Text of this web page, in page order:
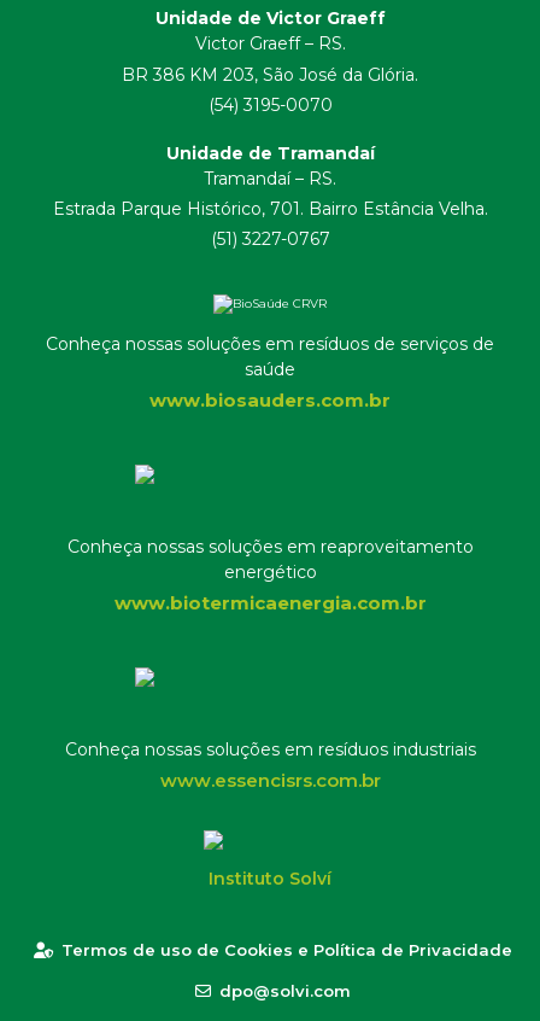
Unidade de Victor Graeff
Victor Graeff – RS.
BR 386 KM 203, São José da Glória.
(54) 3195-0070
Unidade de Tramandaí
Tramandaí – RS.
Estrada Parque Histórico, 701. Bairro Estância Velha.
(51) 3227-0767
Conheça nossas soluções em resíduos de serviços de
saúde
www.biosauders.com.br
Conheça nossas soluções em reaproveitamento
energético
www.biotermicaenergia.com.br
Conheça nossas soluções em resíduos industriais
www.essencisrs.com.br
Instituto Solví
Termos de uso de Cookies e Política de Privacidade
dpo@solvi.com